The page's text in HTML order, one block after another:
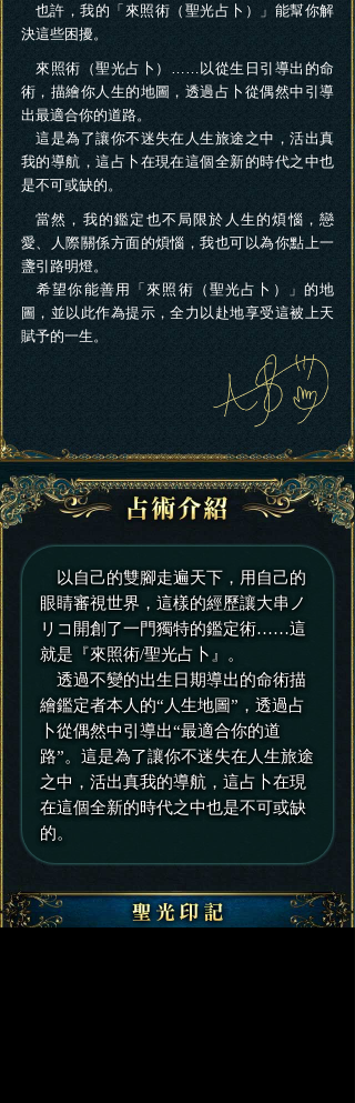
也許，我的「來照術（聖光占卜）」能幫你解
決這些困擾。
來照術（聖光占卜）……以從生日引導出的命
術，描繪你人生的地圖，透過占卜從偶然中引導
出最適合你的道路。
這是為了讓你不迷失在人生旅途之中，活出真
我的導航，這占卜在現在這個全新的時代之中也
是不可或缺的。
當然，我的鑑定也不局限於人生的煩惱，戀
愛、人際關係方面的煩惱，我也可以為你點上一
盞引路明燈。
希望你能善用「來照術（聖光占卜）」的地
圖，並以此作為提示，全力以赴地享受這被上天
賦予的一生。
以自己的雙腳走遍天下，用自己的
眼睛審視世界，這樣的經歷讓大串ノ
リコ開創了一門獨特的鑑定術……這
就是『來照術/聖光占卜』。
透過不變的出生日期導出的命術描
繪鑑定者本人的“人生地圖”，透過占
卜從偶然中引導出“最適合你的道
路”。這是為了讓你不迷失在人生旅途
之中，活出真我的導航，這占卜在現
在這個全新的時代之中也是不可或缺
的。